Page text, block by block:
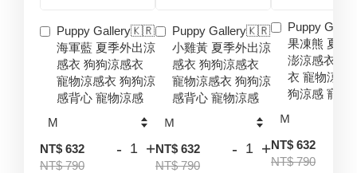
Puppy Gallery🇰🇷
海軍藍 夏季外出涼
感衣 狗狗涼感衣
寵物涼感衣 狗狗涼
感背心 寵物涼感
NT$ 632
NT$ 790
- +
Puppy Gallery🇰🇷
小雞黃 夏季外出涼
感衣 狗狗涼感衣
寵物涼感衣 狗狗涼
感背心 寵物涼感
NT$ 632
NT$ 790
- +
Puppy
果凍熊 夏季
澎涼感衣 狗
衣 寵物涼感
狗涼感 寵物
NT$ 632
NT$ 790